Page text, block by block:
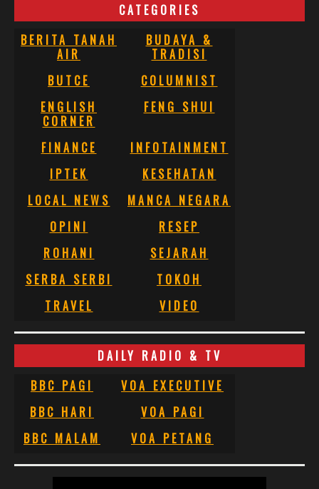
CATEGORIES
BERITA TANAH
AIR
BUDAYA &
TRADISI
BUTCE
COLUMNIST
ENGLISH
CORNER
FENG SHUI
FINANCE
INFOTAINMENT
IPTEK
KESEHATAN
LOCAL NEWS
MANCA NEGARA
OPINI
RESEP
ROHANI
SEJARAH
SERBA SERBI
TOKOH
TRAVEL
VIDEO
DAILY RADIO & TV
BBC PAGI
VOA EXECUTIVE
BBC HARI
VOA PAGI
BBC MALAM
VOA PETANG